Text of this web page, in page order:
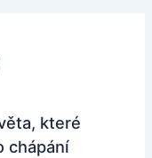
které
chápání